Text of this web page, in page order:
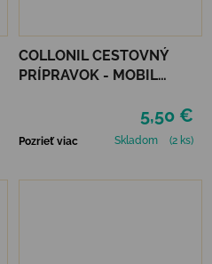
COLLONIL CESTOVNÝ
PRÍPRAVOK - MOBIL
5,50 €
Pozrieť viac Skladom (2 ks)